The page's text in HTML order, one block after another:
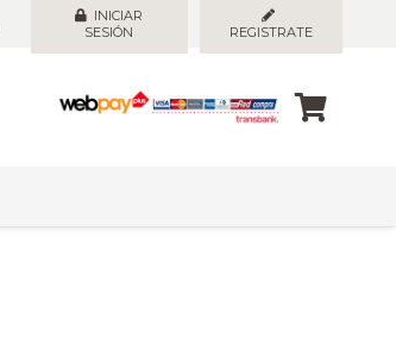
INICIAR
SESIÓN
REGISTRATE